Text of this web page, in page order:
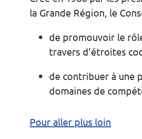
la Grande Région, le
de promouvoir le
travers d’étroites
de contribuer à une
domaines de
Pour aller plus loin